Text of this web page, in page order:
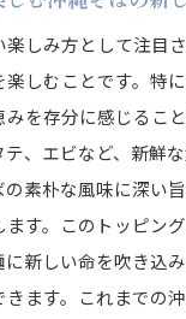
しみ方として注目
楽しむことです。特
を存分に感じるこ
、エビなど、新鮮
素朴な風味に深い
す。このトッピン
新しい命を吹き込
きます。これまでの